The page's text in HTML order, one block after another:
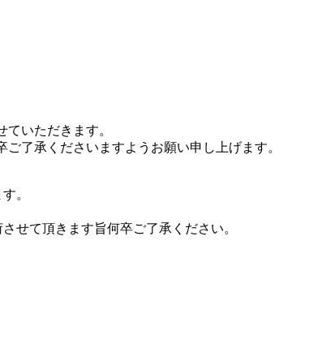
いただきます。
了承くださいますようお願い申し上げます。
。
せて頂きます旨何卒ご了承ください。